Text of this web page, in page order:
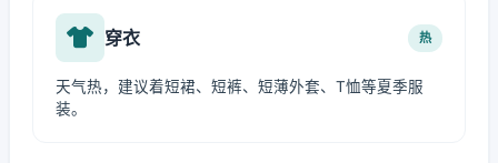
穿衣 热
天气热，建议着短裙、短裤、短薄外套、T恤等夏季服
装。